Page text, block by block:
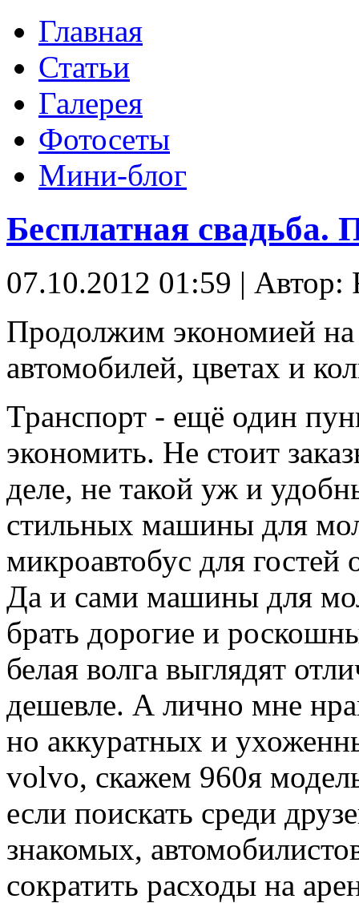
Главная
Статьи
Галерея
Фотосеты
Мини-блог
Бесплатная свадьба.
07.10.2012 01:59 | Автор:
Продолжим экономией на
автомобилей, цветах и
Транспорт - ещё один
экономить. Не стоит
деле, не такой уж и
стильных машины для
микроавтобус для гостей
Да и сами машины для
брать дорогие и
белая волга выглядят
дешевле. А лично мне
но аккуратных и
volvo, скажем 960я
если поискать среди
знакомых,
сократить расходы на